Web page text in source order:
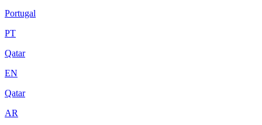
Portugal
PT
Qatar
EN
Qatar
AR